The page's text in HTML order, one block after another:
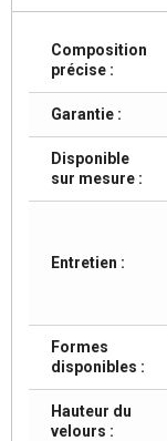
Composition
précise :
Garantie :
Disponible
sur mesure :
Entretien :
Formes
disponibles :
Hauteur du
velours :